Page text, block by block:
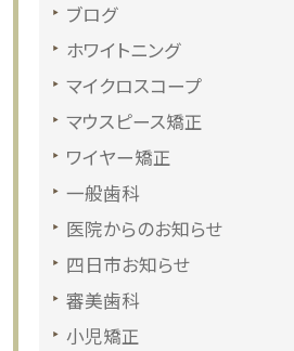
ブログ
ホワイトニング
マイクロスコープ
マウスピース矯正
ワイヤー矯正
一般歯科
医院からのお知らせ
四日市お知らせ
審美歯科
小児矯正